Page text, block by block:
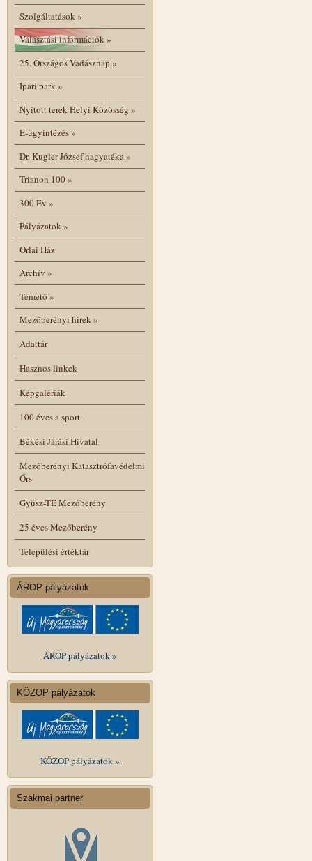
Szolgáltatások»
Választási információk»
25. Országos Vadásznap »
Ipari park»
Nyitott terek Helyi Közösség »
E-ügyintézés»
Dr. Kugler József hagyatéka»
Trianon 100»
300 Év »
Pályázatok»
Orlai Ház
Archív »
Temető»
Mezőberényi hírek»
Adattár
Hasznos linkek
Képgalériák
100 éves a sport
Békési Járási Hivatal
Mezőberényi Katasztrófavédelmi
Őrs
Gyüsz-TE Mezőberény
25 éves Mezőberény
Települési értéktár
ÁROP pályázatok
ÁROP pályázatok »
KÖZOP pályázatok
KÖZOP pályázatok »
Szakmai partner